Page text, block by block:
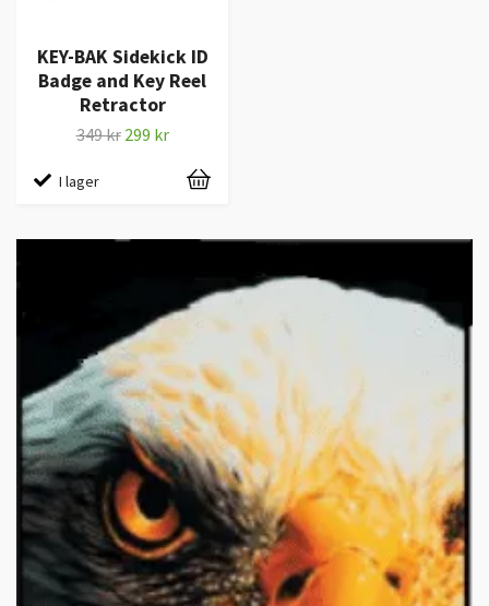
KEY-BAK Sidekick ID
Badge and Key Reel
Retractor
349 kr 299 kr
I lager